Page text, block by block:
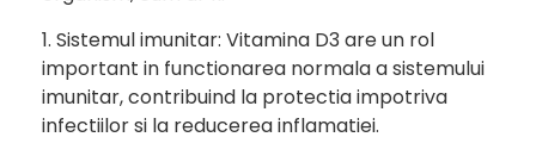
1. Sistemul imunitar: Vitamina D3 are un rol
important in functionarea normala a sistemului
imunitar, contribuind la protectia impotriva
infectiilor si la reducerea inflamatiei.